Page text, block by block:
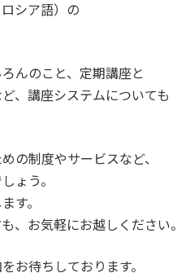
シア語）の
んのこと、定期講座と
、講座システムについても
の制度やサービスなど、
ょう。
す。
、お気軽にお越しください。
お待ちしております。